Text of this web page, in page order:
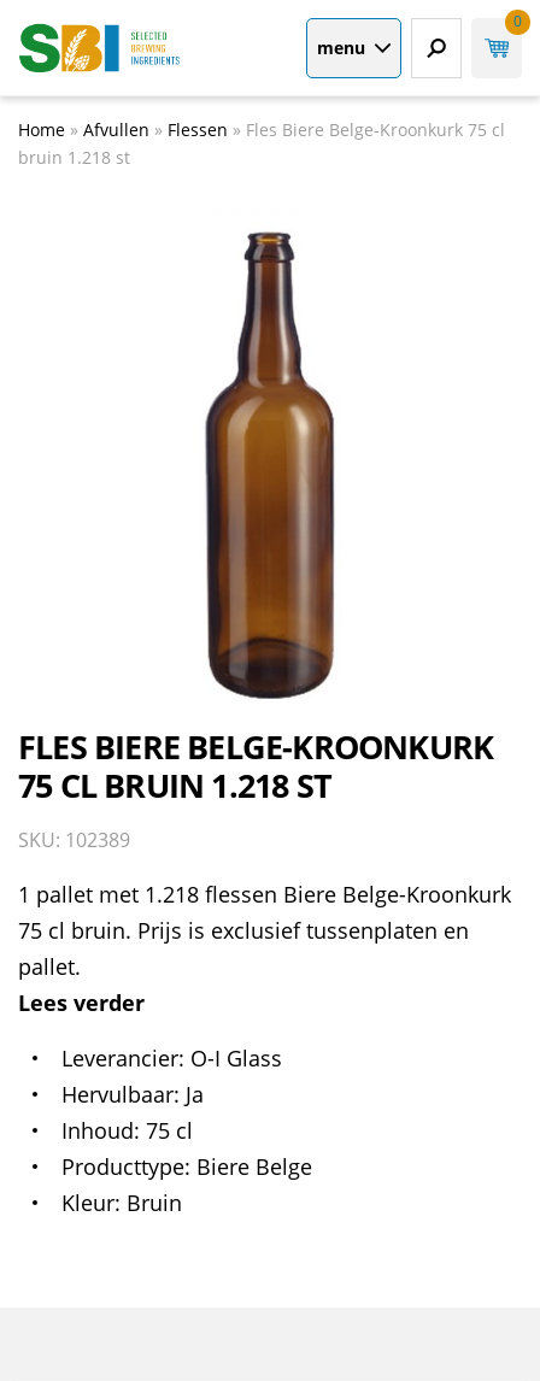
menu
0
Home » Afvullen » Flessen » Fles Biere Belge-Kroonkurk 75 cl
bruin 1.218 st
FLES BIERE BELGE-KROONKURK
75 CL BRUIN 1.218 ST
SKU: 102389
1 pallet met 1.218 flessen Biere Belge-Kroonkurk
75 cl bruin. Prijs is exclusief tussenplaten en
pallet.
Lees verder
Leverancier O-I Glass
Hervulbaar Ja
Inhoud 75 cl
Producttype Biere Belge
Kleur Bruin